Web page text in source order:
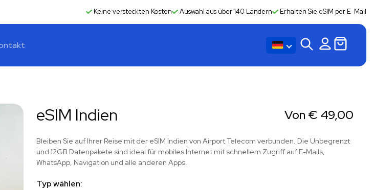
Keine versteckten Kosten Auswahl aus über 140 Ländern Erhalten Sie eSIM per E-Mail
eSIM Indien Von € 49,00
Bleiben Sie auf Ihrer Reise mit der eSIM Indien von Airport Telecom verbunden. Die Unbegrenzt
und 12GB Datenpakete sind ideal für mobiles Internet mit schnellem Zugriff auf E-Mails,
WhatsApp, Navigation und alle anderen Apps.
Typ wählen: